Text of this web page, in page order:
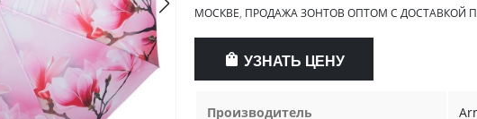
МОСКВЕ, ПРОДАЖА ЗОНТОВ ОПТОМ С ДОСТАВКОЙ
УЗНАТЬ ЦЕНУ
Производитель